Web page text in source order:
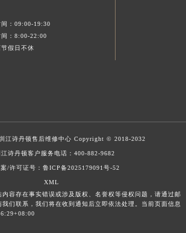
间：09:00-19:30
：8:00-22:00
假日不休
江诗丹顿售后维修中心 Copyright © 2018-2032
诗丹顿客户服务电话： 400-882-9682
/许可证号：鲁ICP备2025179091号-52
XML
容存在事实错误或涉及版权、名誉权等侵权问题，请通过邮
们联系，我们将在收到通知后立即依法处理。当前页面信息